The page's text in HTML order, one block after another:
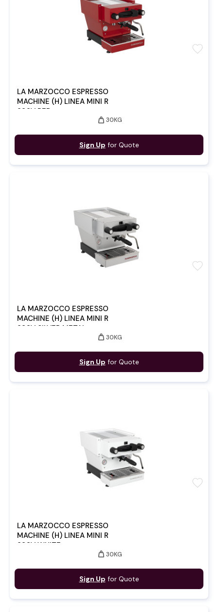
LA MARZOCCO ESPRESSO
MACHINE (H) LINEA MINI R
220V RED
weight 30KG
Sign Up for Quote
favorite
LA MARZOCCO ESPRESSO
MACHINE (H) LINEA MINI R
220V SILVER METAL
weight 30KG
Sign Up for Quote
favorite
LA MARZOCCO ESPRESSO
MACHINE (H) LINEA MINI R
220V WHITE
weight 30KG
Sign Up for Quote
favorite